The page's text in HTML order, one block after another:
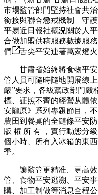
市場監管部門堅持社會共
銜接與聯合懲戒機制，守
平易近日報社概況關於人
合做加盟供稿服務數據服
們
舌尖平安連著萬家燈火
甘肅省始終將食物平安
管人員可隨時隨地開展線
嚴”要求，各級黨政部門嚴
標、証照不齊的經營从體
安隴原》系列專題節目，
農田到餐桌的全鏈條平安
版 權 所 有 ，實行動態分
個小時、所有入冰箱的東
季。
讓監管更精准、更高效
管、食物平安逃溯、平安
購、加工制做等消息全程